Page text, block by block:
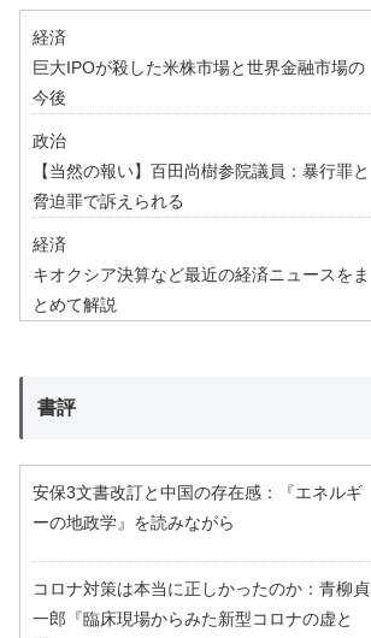
経済
巨大IPOが殺した米株市場と世界金融市場の
今後
政治
【当然の報い】百田尚樹参院議員：暴行罪と
脅迫罪で訴えられる
経済
キオクシア決算など最近の経済ニュースをま
とめて解説
書評
安保3文書改訂と中国の存在感：『エネルギ
ーの地政学』を読みながら
コロナ対策は本当に正しかったのか：青柳貞
一郎『臨床現場からみた新型コロナの虚と